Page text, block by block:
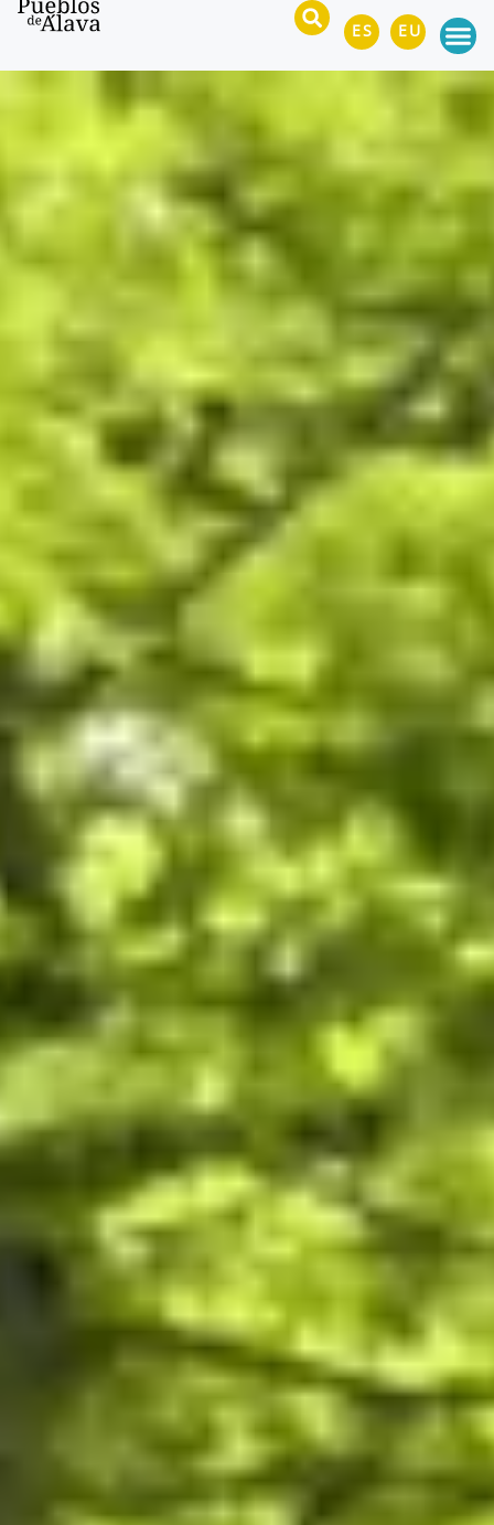
ES EU